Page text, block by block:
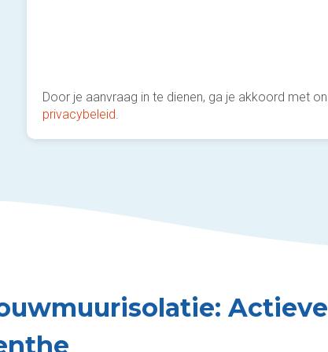
Door je aanvraag in te dienen, ga je akkoord met
privacybeleid.